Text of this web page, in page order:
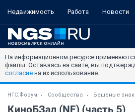
Недвижимость Работа Новости
На информационном ресурсе
файлы. Оставаясь на сайте, вы
согласие на их использование.
НГС.Форум Сообщества Бешеные
КиноБЗал (NF) (часть 5)